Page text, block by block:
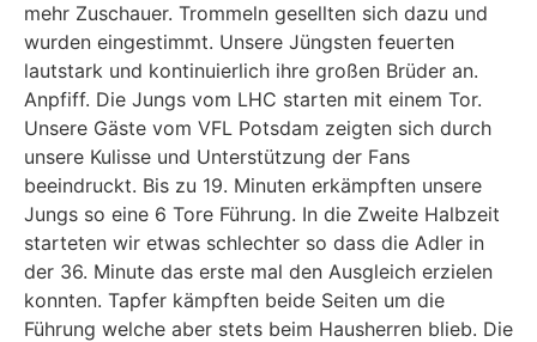
mehr Zuschauer. Trommeln gesellten sich dazu und
wurden eingestimmt. Unsere Jüngsten feuerten
lautstark und kontinuierlich ihre großen Brüder an.
Anpfiff. Die Jungs vom LHC starten mit einem Tor.
Unsere Gäste vom VFL Potsdam zeigten sich durch
unsere Kulisse und Unterstützung der Fans
beeindruckt. Bis zu 19. Minuten erkämpften unsere
Jungs so eine 6 Tore Führung. In die Zweite Halbzeit
starteten wir etwas schlechter so dass die Adler in
der 36. Minute das erste mal den Ausgleich erzielen
konnten. Tapfer kämpften beide Seiten um die
Führung welche aber stets beim Hausherren blieb. Die